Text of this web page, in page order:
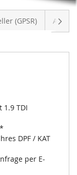
(GPSR)
1.9 TDI
DPF / KAT
per E-